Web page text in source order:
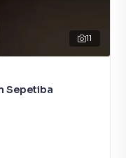
11
Sepetiba